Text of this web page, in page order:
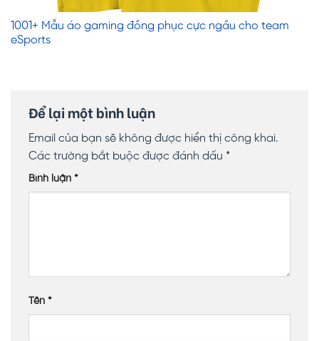
1001+ Mẫu áo gaming đồng phục cực ngầu cho team
eSports
Để lại một bình luận
Email của bạn sẽ không được hiển thị công khai.
Các trường bắt buộc được đánh dấu *
Bình luận *
Tên *